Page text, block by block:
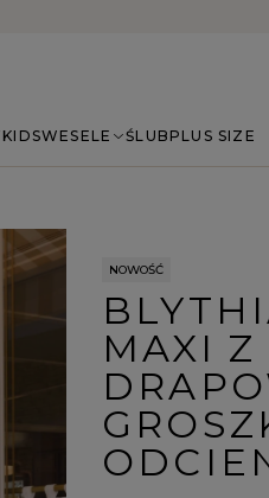
KIDSWESELE ŚLUB PLUS SIZE
NOWOŚĆ
MAXI Z